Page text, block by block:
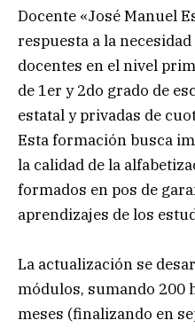
Docente «José Manuel
respuesta a la
docentes en el nivel
de 1er y 2do grado de
estatal y privadas de
Esta formación busca
la calidad de la
formados en pos de
aprendizajes de los
La actualización se
módulos, sumando 200
meses (finalizando en